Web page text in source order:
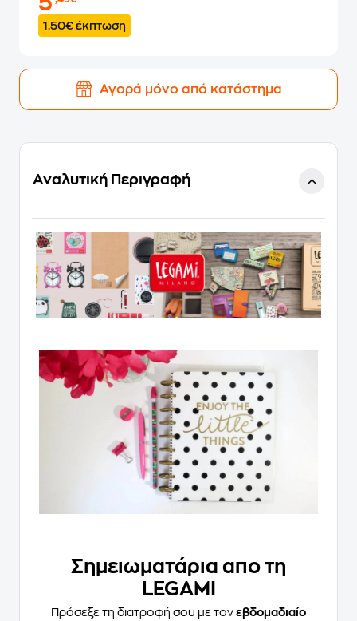
1.50€ έκπτωση
Αγορά μόνο από κατάστημα
Αναλυτική Περιγραφή
Σημειωματάρια απο τη
LEGAMI
Πρόσεξε τη διατροφή σου με τον εβδομαδιαίο